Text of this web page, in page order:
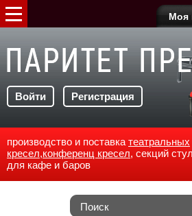
Войти Регистрация
Моя
производство и поставка театральных
кресел,конференц кресел, секций
для кафе и баров